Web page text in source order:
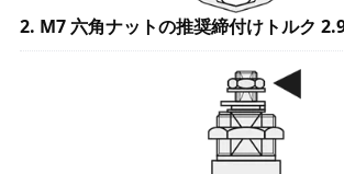
2. M7 六角ナットの推奨締付けトルク